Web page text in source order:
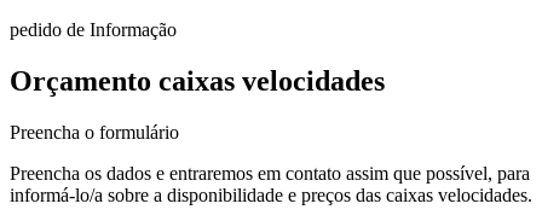
pedido de Informação
Orçamento caixas velocidades
Preencha o formulário
Preencha os dados e entraremos em contato assim que possível, para
informá-lo/a sobre a disponibilidade e preços das caixas velocidades.